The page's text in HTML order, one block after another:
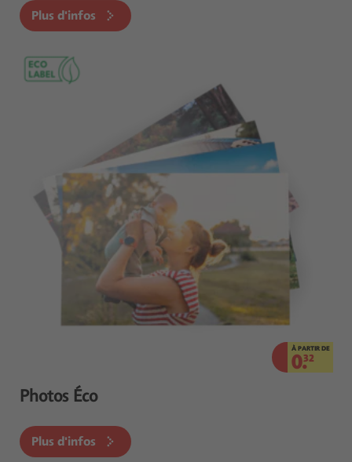
Plus d'infos
À PARTIR DE
0.32
Photos Éco
Plus d'infos